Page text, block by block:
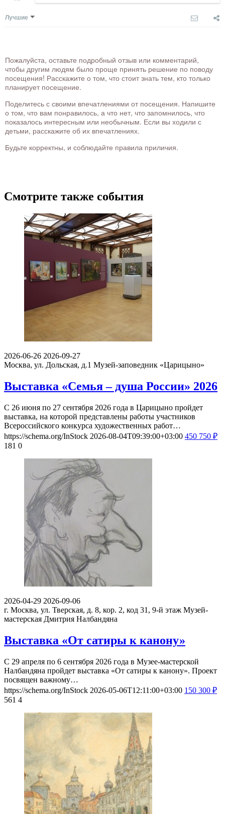
Лучшие
Пожалуйста, оставьте подробный отзыв или комментарий,
чтобы другим людям было проще принять решение по поводу
посещения! Расскажите о том, что стоит знать тем, кто только
планирует посещение.
Поделитесь с своими впечатлениями от посещения. Напишите
о том, что вам понравилось, а что нет, что запомнилось, что
показалось интересным или необычным. Если вы ходили с
детьми, расскажите об их впечатлениях.
Будьте корректны, и соблюдайте правила приличия.
Смотрите также события
2026-06-26 2026-09-27
Москва, ул. Дольская, д.1 Музей-заповедник «Царицыно»
Выставка «Семья – душа России» 2026
С 26 июня по 27 сентября 2026 года в Царицыно пройдет
выставка, на которой представлены работы участников
Всероссийского конкурса художественных работ…
https://schema.org/InStock 2026-08-04T09:39:00+03:00 450 750 ₽
181 0
2026-04-29 2026-09-06
г. Москва, ул. Тверская, д. 8, кор. 2, код 31, 9-й этаж Музей-
мастерская Дмитрия Налбандяна
Выставка «От сатиры к канону»
С 29 апреля по 6 сентября 2026 года в Музее-мастерской
Налбандяна пройдет выставка «От сатиры к канону». Проект
посвящен важному…
https://schema.org/InStock 2026-05-06T12:11:00+03:00 150 300 ₽
561 4